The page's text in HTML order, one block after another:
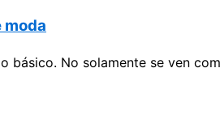
moda
básico. No solamente se ven